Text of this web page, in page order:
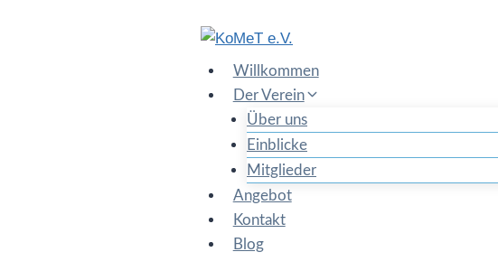
Willkommen
Der Verein
Über uns
Einblicke
Mitglieder
Angebot
Kontakt
Blog